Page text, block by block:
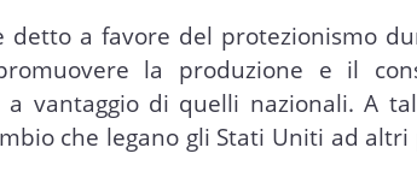
a favore del protezionismo
la produzione e il
vantaggio di quelli nazionali. A
che legano gli Stati Uniti ad altri